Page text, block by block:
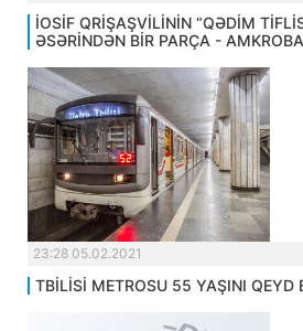
İOSİF QRİŞAŞVİLİNİN “QƏDİM
ƏSƏRİNDƏN BİR PARÇA -
23:28 05.02.2021
TBİLİSİ METROSU 55 YAŞINI QEYD